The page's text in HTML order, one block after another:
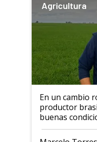
Agricultura
En un cambio
productor
buenas
argentino
más motivados"